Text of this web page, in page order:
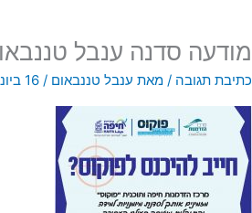
מודעה סדנה ענבל
כתיבת תגובה / מאת ענבל טננבאום/16 ביוני 2021